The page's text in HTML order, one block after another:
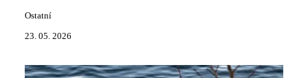
Ostatní
23. 05. 2026